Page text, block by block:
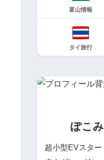
富山情報
タイ旅行
ぽこ
超小型EVスタ